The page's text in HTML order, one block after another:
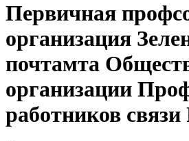
Первичная
организация
почтамта
организации
работников связи